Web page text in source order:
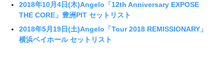
2018年10月4日(木)Angelo「12th Anniversary EXPOSE
THE CORE」豊洲PIT セットリスト
2018年5月19日(土)Angelo「Tour 2018 REMISSIONARY」
横浜ベイホール セットリスト